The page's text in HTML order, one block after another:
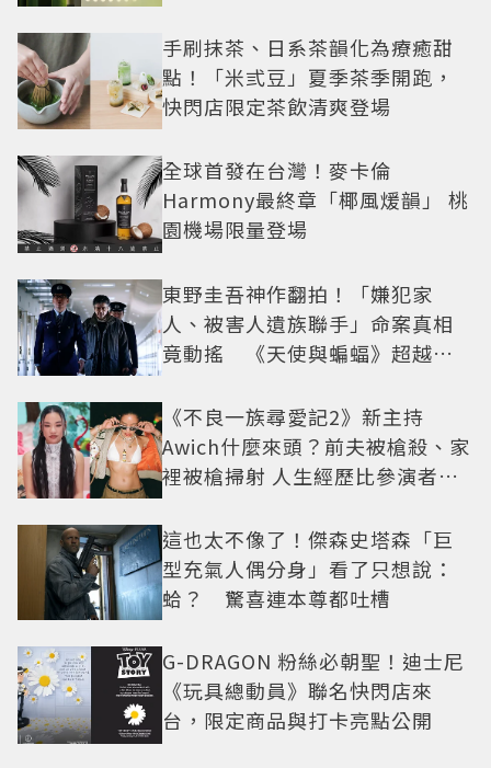
手刷抹茶、日系茶韻化為療癒甜
點！「米弎豆」夏季茶季開跑，
快閃店限定茶飲清爽登場
全球首發在台灣！麥卡倫
Harmony最終章「椰風煖韻」 桃
園機場限量登場
東野圭吾神作翻拍！「嫌犯家
人、被害人遺族聯手」命案真相
竟動搖 《天使與蝙蝠》超越懸
《不良一族尋愛記2》新主持
Awich什麼來頭？前夫被槍殺、家
裡被槍掃射 人生經歷比參演者還
這也太不像了！傑森史塔森「巨
型充氣人偶分身」看了只想說：
蛤？ 驚喜連本尊都吐槽
G-DRAGON 粉絲必朝聖！迪士尼
《玩具總動員》聯名快閃店來
台，限定商品與打卡亮點公開